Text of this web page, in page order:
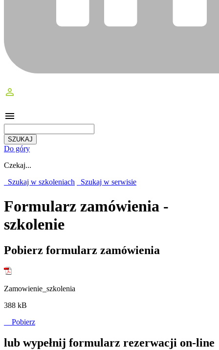
perm_identity
menu
Do góry
Czekaj...
Szukaj w szkoleniach
Szukaj w serwisie
Formularz zamówienia -
szkolenie
Pobierz formularz zamówienia
Zamowienie_szkolenia
388 kB
Pobierz
lub wypełnij formularz rezerwacji on-line